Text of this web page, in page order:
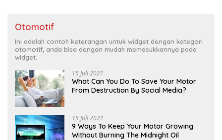
Otomotif
Ini adalah contoh keterangan untuk widget dengan kategori
otomotif, anda bisa dengan mudah memasukkannya pada
widget.
15 Juli 2021
What Can You Do To Save Your Motor
From Destruction By Social Media?
15 Juli 2021
9 Ways To Keep Your Motor Growing
Without Burning The Midnight Oil